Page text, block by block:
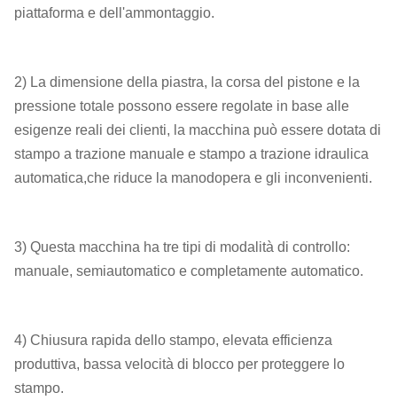
5.60
1500 × 1
8.00 800 1 800
XLB-
1500×2500×1
15.00 400 1 400
piattaforma e dell'ammontaggio.
2) La dimensione della piastra, la corsa del pistone e la
pressione totale possono essere regolate in base alle
esigenze reali dei clienti, la macchina può essere dotata di
stampo a trazione manuale e stampo a trazione idraulica
automatica,che riduce la manodopera e gli inconvenienti.
3) Questa macchina ha tre tipi di modalità di controllo:
manuale, semiautomatico e completamente automatico.
4) Chiusura rapida dello stampo, elevata efficienza
produttiva, bassa velocità di blocco per proteggere lo
stampo.